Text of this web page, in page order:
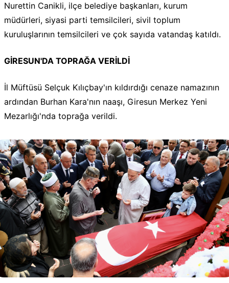
Nurettin Canikli, ilçe belediye başkanları, kurum
müdürleri, siyasi parti temsilcileri, sivil toplum
kuruluşlarının temsilcileri ve çok sayıda vatandaş katıldı.
GİRESUN'DA TOPRAĞA VERİLDİ
İl Müftüsü Selçuk Kılıçbay'ın kıldırdığı cenaze namazının
ardından Burhan Kara'nın naaşı, Giresun Merkez Yeni
Mezarlığı'nda toprağa verildi.